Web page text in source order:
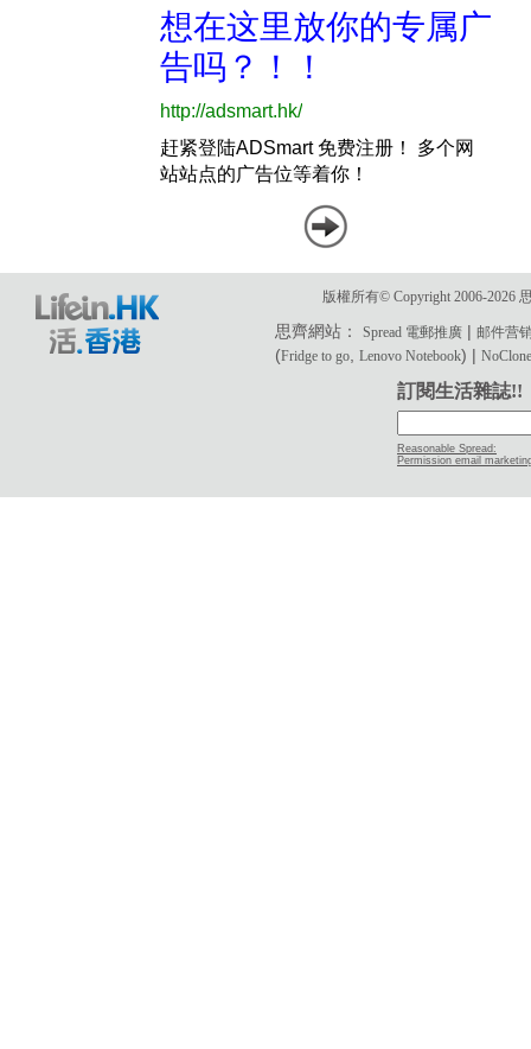
版權所有© Copyright 2006-2026
思齊網站：Spread 電郵推廣 |邮件营
(Fridge to go ,Lenovo Notebook) |